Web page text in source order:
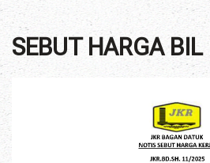
SEBUT HARGA